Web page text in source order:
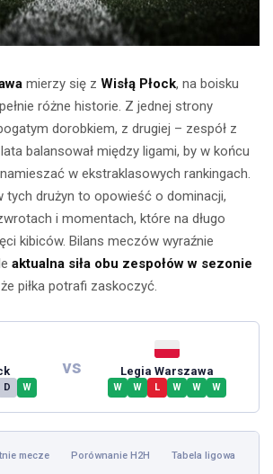
mierzy się z Wisłą Płock, na boisku
różne historie. Z jednej strony
dorobkiem, z drugiej – zespół z
balansował między ligami, by w końcu
w ekstraklasowych rankingach.
tych drużyn to opowieść o dominacji,
i momentach, które na długo
kibiców. Bilans meczów wyraźnie
aktualna siła obu zespołów w sezonie
piłka potrafi zaskoczyć.
D W
vs Legia Warszawa
W W L W W W
mecze Porównanie H2H Tabela ligowa